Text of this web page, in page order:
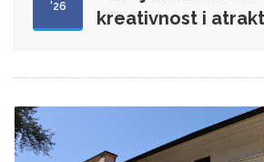
'26
kreativnost i